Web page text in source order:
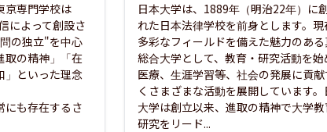
京専門学校は
によって創設さ
の独立"を中心
取の精神」「在
」といった理念
にも存在するさ
日本大学は、1889年（明治22年）に
れた日本法律学校を前身とします。現
多彩なフィールドを備えた魅力のある
総合大学として、教育・研究活動を始
医療、生涯学習等、社会の発展に貢献
くさまざまな活動を展開しています。
大学は創立以来、進取の精神で大学教
研究をリード...